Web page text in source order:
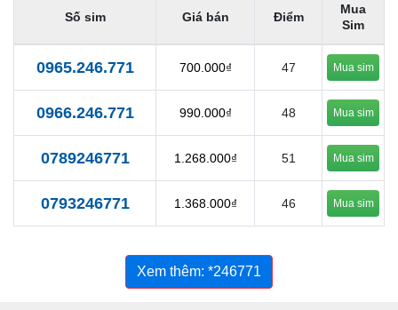
Số sim Giá bán Điểm
Mua
Sim
0965.246.771 700.000₫ 47 Mua sim
0966.246.771 990.000₫ 48 Mua sim
0789246771 1.268.000₫ 51 Mua sim
0793246771 1.368.000₫ 46 Mua sim
Xem thêm: *246771